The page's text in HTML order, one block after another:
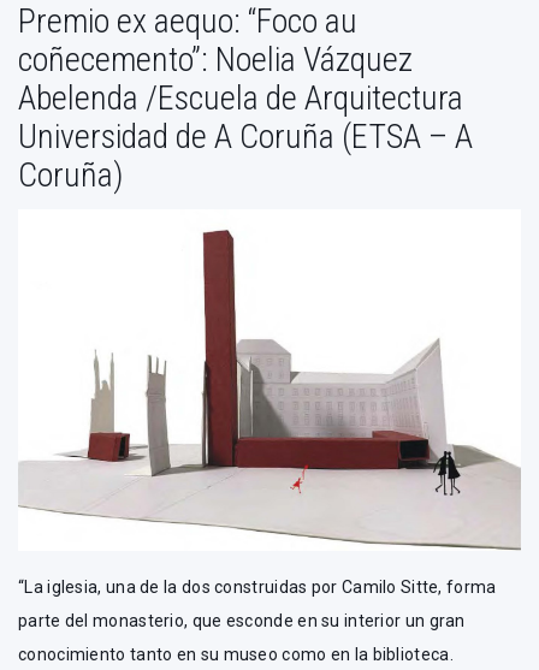
Premio ex aequo: “Foco au
coñecemento”: Noelia Vázquez
Abelenda /Escuela de Arquitectura
Universidad de A Coruña (ETSA – A
Coruña)
“La iglesia, una de la dos construidas por Camilo Sitte, forma
parte del monasterio, que esconde en su interior un gran
conocimiento tanto en su museo como en la biblioteca.